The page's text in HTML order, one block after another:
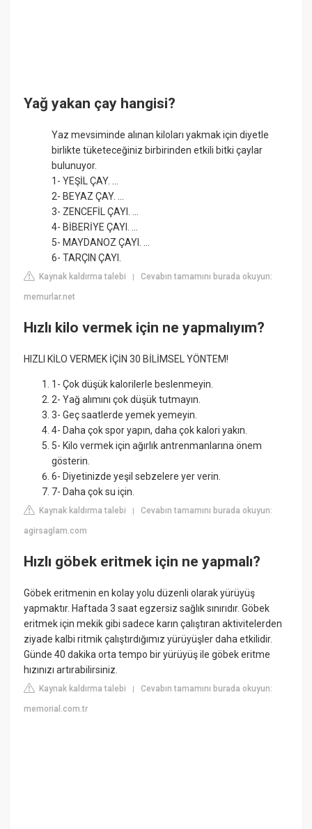
Yağ yakan çay hangisi?
Yaz mevsiminde alınan kiloları yakmak için diyetle
birlikte tüketeceğiniz birbirinden etkili bitki çaylar
bulunuyor.
1- YEŞİL ÇAY. ...
2- BEYAZ ÇAY. ...
3- ZENCEFİL ÇAYI. ...
4- BİBERİYE ÇAYI. ...
5- MAYDANOZ ÇAYI. ...
6- TARÇIN ÇAYI.
Kaynak kaldırma talebi |Cevabın tamamını burada okuyun:
memurlar.net
Hızlı kilo vermek için ne yapmalıyım?
HIZLI KİLO VERMEK İÇİN 30 BİLİMSEL YÖNTEM!
1- Çok düşük kalorilerle beslenmeyin.
2- Yağ alımını çok düşük tutmayın.
3- Geç saatlerde yemek yemeyin.
4- Daha çok spor yapın, daha çok kalori yakın.
5- Kilo vermek için ağırlık antrenmanlarına önem
gösterin.
6- Diyetinizde yeşil sebzelere yer verin.
7- Daha çok su için.
Kaynak kaldırma talebi |Cevabın tamamını burada okuyun:
agirsaglam.com
Hızlı göbek eritmek için ne yapmalı?
Göbek eritmenin en kolay yolu düzenli olarak yürüyüş
yapmaktır. Haftada 3 saat egzersiz sağlık sınırıdır. Göbek
eritmek için mekik gibi sadece karın çalıştıran aktivitelerden
ziyade kalbi ritmik çalıştırdığımız yürüyüşler daha etkilidir.
Günde 40 dakika orta tempo bir yürüyüş ile göbek eritme
hızınızı artırabilirsiniz.
Kaynak kaldırma talebi |Cevabın tamamını burada okuyun:
memorial.com.tr